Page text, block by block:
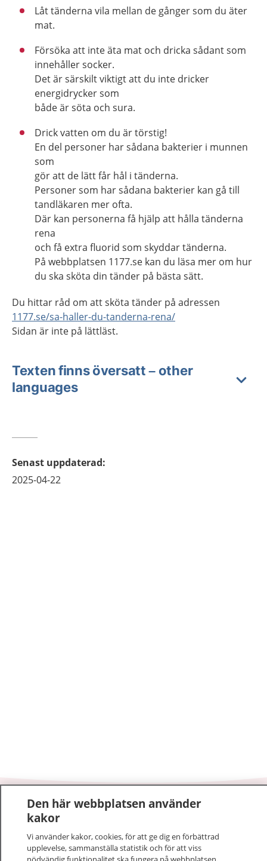
Låt tänderna vila mellan de gånger som du äter
mat.
Försöka att inte äta mat och dricka sådant som
innehåller socker.
Det är särskilt viktigt att du inte dricker
energidrycker som
både är söta och sura.
Drick vatten om du är törstig!
En del personer har sådana bakterier i munnen
som
gör att de lätt får hål i tänderna.
Personer som har sådana bakterier kan gå till
tandläkaren mer ofta.
Där kan personerna få hjälp att hålla tänderna
rena
och få extra fluorid som skyddar tänderna.
På webbplatsen 1177.se kan du läsa mer om hur
du ska sköta din tänder på bästa sätt.
Du hittar råd om att sköta tänder på adressen
1177.se/sa-haller-du-tanderna-rena/
Sidan är inte på lättläst.
Texten finns översatt – other
languages
Senast uppdaterad:
2025-04-22
1177–tryggt om din hälsa och vård
På 1177.se får du råd om hälsa och information om
sjukdomar och vilka mottagningar du kan kontakta.
Den här webbplatsen använder
kakor
Vi använder kakor, cookies, för att ge dig en förbättrad
upplevelse, sammanställa statistik och för att viss